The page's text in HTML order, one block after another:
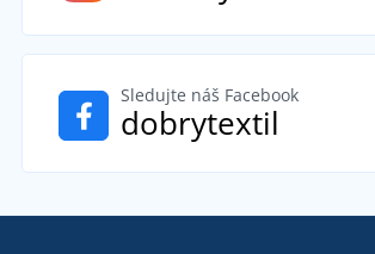
Sledujte náš Facebook
dobrytextil